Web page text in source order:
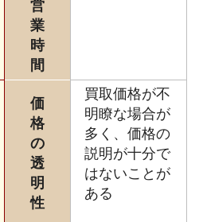
営
業
時
間
価
格
の
透
明
性
買取価格が不
明瞭な場合が
多く、価格の
説明が十分で
はないことが
ある